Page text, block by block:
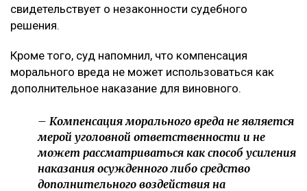
постановлении отмечается, что определение суммы
компенсации относится к оценочным полномочиям
суда и производится с учетом конкретных
обстоятельств дела, характера нравственных
страданий потерпевшего, степени вины
справедливости. При этом апелляционная инстанция
отдельно указала, что несогласие потерпевшего с
присужденной суммой само по себе не
свидетельствует о незаконности судебного
решения.